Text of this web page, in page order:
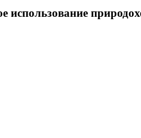
использование